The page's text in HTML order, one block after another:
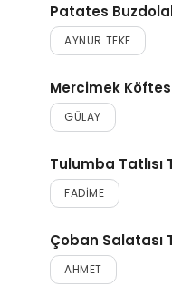
Patates
AYNUR TEKE
Mercimek
GÜLAY
Tulumba Tatlısı
FADIME
Çoban Salatası
AHMET